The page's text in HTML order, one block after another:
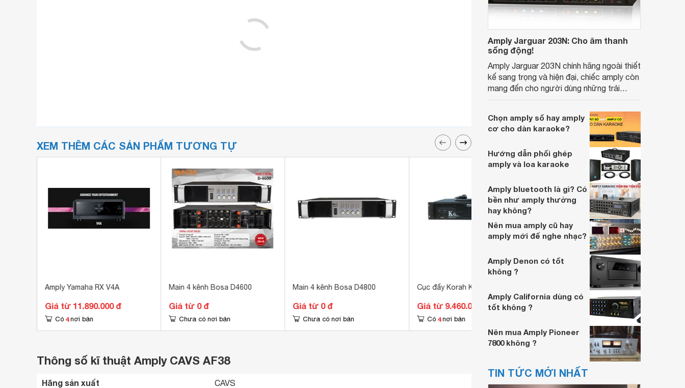
XEM THÊM CÁC SẢN PHẨM TƯƠNG TỰ
Amply Yamaha RX V4A
Giá từ 11.890.000 đ
Có 4 nơi bán
Main 4 kênh Bosa D4600
Giá từ 0 đ
Chưa có nơi bán
Main 4 kênh Bosa D4800
Giá từ 0 đ
Chưa có nơi bán
Cục đẩy Korah K6 Plus
Giá từ 9.460.000 đ
Có 4 nơi bán
Main Deton DM1300
Giá từ 10.450.000 đ
Thông số kĩ thuật Amply CAVS AF38
Hãng sản xuất CAVS
Amply Jarguar 203N: Cho âm thanh
sống động!
Amply Jarguar 203N chính hãng ngoài thiết
kế sang trọng và hiện đại, chiếc amply còn
mang đến cho người dùng những trải
Chọn amply số hay amply
cơ cho dàn karaoke?
Hướng dẫn phối ghép
amply và loa karaoke
Amply bluetooth là gì? Có
bền như amply thường
hay không?
Nên mua amply cũ hay
amply mới để nghe nhạc?
Amply Denon có tốt
không ?
Amply California dùng có
tốt không ?
Nên mua Amply Pioneer
7800 không ?
TIN TỨC MỚI NHẤT